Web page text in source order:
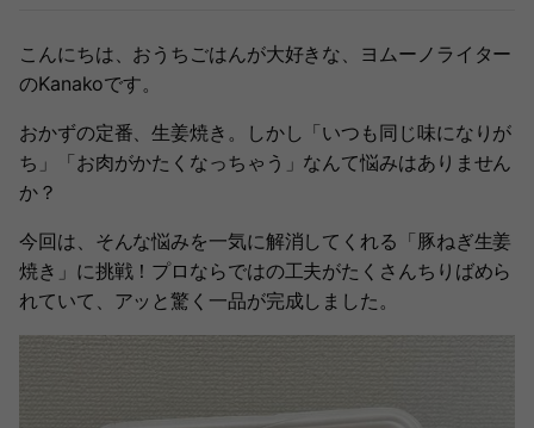
こんにちは、おうちごはんが大好きな、ヨムーノライター
のKanakoです。
おかずの定番、生姜焼き。しかし「いつも同じ味になりが
ち」「お肉がかたくなっちゃう」なんて悩みはありません
か？
今回は、そんな悩みを一気に解消してくれる「豚ねぎ生姜
焼き」に挑戦！プロならではの工夫がたくさんちりばめら
れていて、アッと驚く一品が完成しました。